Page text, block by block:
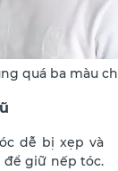
quá ba màu
dễ bị xẹp và
để giữ nếp tóc.